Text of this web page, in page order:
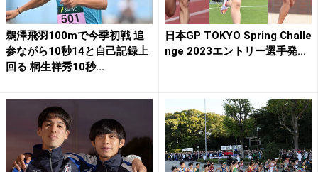
鵜澤飛羽100mで今季初戦 追
参ながら10秒14と自己記録上
回る 桐生祥秀10秒...
日本GP TOKYO Spring Challe
nge 2023エントリー選手発...